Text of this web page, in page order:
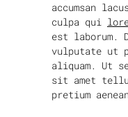
accumsan
culpa qui
est laborum.
vulputate ut
aliquam. Ut
sit amet
pretium